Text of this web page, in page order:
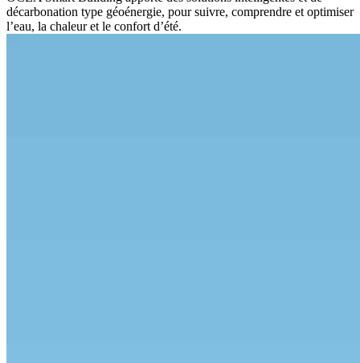
décarbonation type géoénergie, pour suivre, comprendre et optimiser
l’eau, la chaleur et le confort d’été.